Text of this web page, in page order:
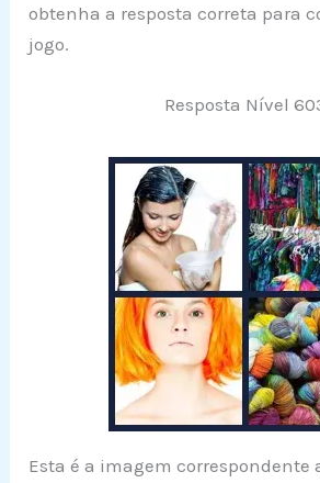
obtenha a resposta correta para
jogo.
Resposta Nível
Esta é a imagem correspondente